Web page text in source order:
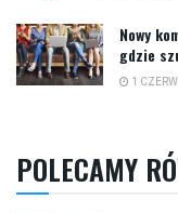
Nowy
gdzie
1
POLECAMY